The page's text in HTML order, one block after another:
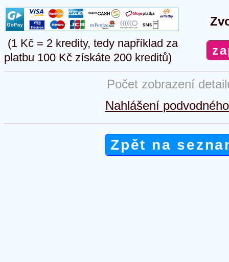
(1 Kč = 2 kredity, tedy například za
platbu 100 Kč získáte 200 kreditů)
Počet zobrazení
Nahlášení
Zpět na